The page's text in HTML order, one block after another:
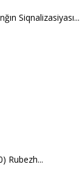
Siqnalizasiyası...
Rubezh...